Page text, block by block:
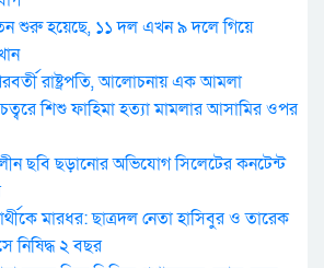
শুরু হয়েছে, ১১ দল এখন ৯ দলে গিয়ে
রাষ্ট্রপতি, আলোচনায় এক আমলা
শিশু ফাহিমা হত্যা মামলার আসামির ওপর
ছবি ছড়ানোর অভিযোগ সিলেটের কনটেন্ট
মারধর: ছাত্রদল নেতা হাসিবুর ও তারেক
নিষিদ্ধ ২ বছর